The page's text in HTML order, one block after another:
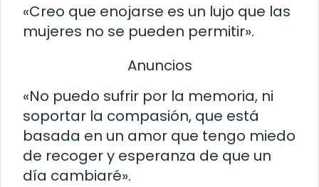
«Creo que enojarse es un lujo que las
mujeres no se pueden permitir».
Anuncios
«No puedo sufrir por la memoria, ni
soportar la compasión, que está
basada en un amor que tengo miedo
de recoger y esperanza de que un
día cambiaré».